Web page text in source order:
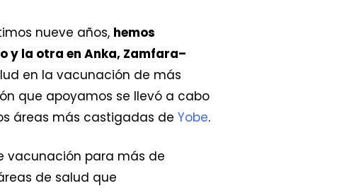
nueve años, hemos
y la otra en Anka, Zamfara–
en la vacunación de más
que apoyamos se llevó a cabo
áreas más castigadas de Yobe.
vacunación para más de
de salud que